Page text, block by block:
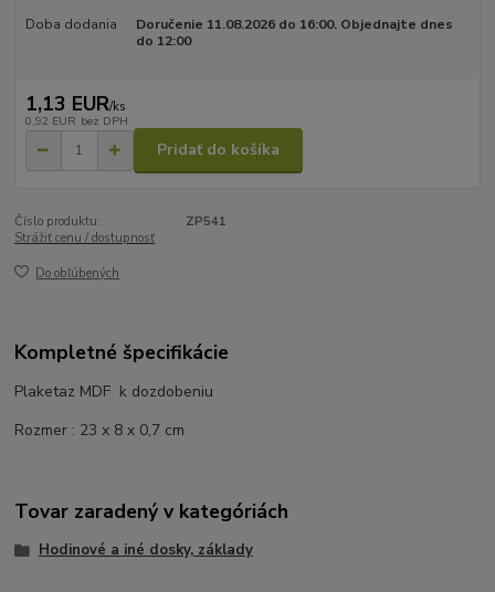
Doba dodania
Doručenie 11.08.2026 do 16:00. Objednajte dnes
do 12:00
1,13 EUR/ks
0,92 EUR bez DPH
Pridať do košíka
Číslo produktu:
ZP541
Strážiť cenu / dostupnosť
Do obľúbených
Kompletné špecifikácie
Plaketaz MDF k dozdobeniu
Rozmer : 23 x 8 x 0,7 cm
Tovar zaradený v kategóriách
Hodinové a iné dosky, základy